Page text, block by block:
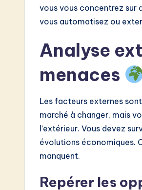
vous vous concentrez sur
vous automatisez ou
Analyse
menaces
Les facteurs externes
marché à changer, mais
l’extérieur. Vous devez
évolutions économiques.
manquent.
Repérer les